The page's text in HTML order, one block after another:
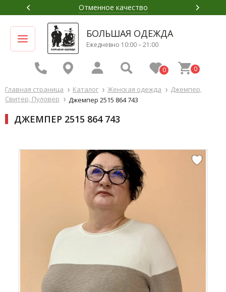
Отменное качество
БОЛЬШАЯ ОДЕЖДА
Ежедневно 10:00 – 21:00
0 0
Главная страница Каталог Женская одежда
Джемпер,
Свитер, Пуловер
Джемпер 2515 864 743
ДЖЕМПЕР 2515 864 743